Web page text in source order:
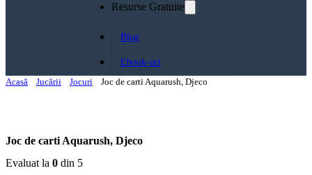
Resurse Gratuite
Blog
Ebook-uri
Acasă
Jucării Jocuri Joc de carti Aquarush, Djeco
Joc de carti Aquarush, Djeco
Evaluat la 0 din 5